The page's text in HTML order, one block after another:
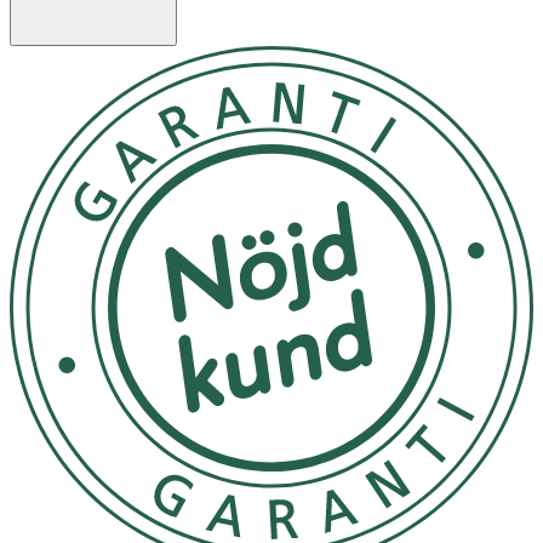
kan känna dig pigg i benen hela dagen oavsett om du
står, går eller sitter mycket. När vi sitter eller står länge
på jobbet är det lätt att ben och fötter svullnar upp och
känns tunga, spända och ibland avdomnade, särskilt mot
slutet av dagen.
Även graviditet, övervikt och flygresor kan orsaka svullna
fötter och ben, medan det i andra fall kan vara kroniska
sjukdomar som ligger bakom. Oavsett orsak är det bra
att veta att svullnaden kan motverkas och behandlas med
motion och kompression med stödstrumpor.
Storleksguide
Storlek
18–21 cm
36–38
S
20–23 cm
38–40
M